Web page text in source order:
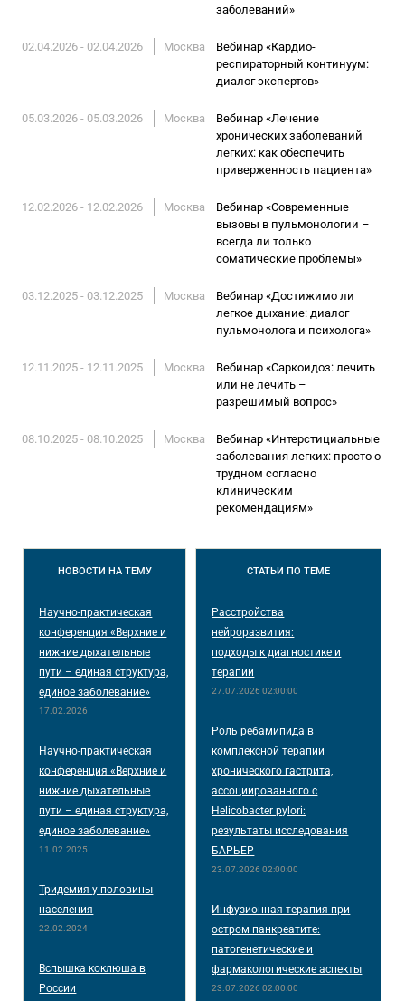
заболеваний»
02.04.2026 - 02.04.2026 Москва
Вебинар «Кардио-
респираторный континуум:
диалог экспертов»
05.03.2026 - 05.03.2026 Москва
Вебинар «Лечение
хронических заболеваний
легких: как обеспечить
приверженность пациента»
12.02.2026 - 12.02.2026 Москва
Вебинар «Современные
вызовы в пульмонологии –
всегда ли только
соматические проблемы»
03.12.2025 - 03.12.2025 Москва
Вебинар «Достижимо ли
легкое дыхание: диалог
пульмонолога и психолога»
12.11.2025 - 12.11.2025 Москва
Вебинар «Саркоидоз: лечить
или не лечить –
разрешимый вопрос»
08.10.2025 - 08.10.2025 Москва
Вебинар «Интерстициальные
заболевания легких: просто о
трудном согласно
клиническим
рекомендациям»
НОВОСТИ НА ТЕМУ
Научно-практическая
конференция «Верхние и
нижние дыхательные
пути – единая структура,
единое заболевание»
17.02.2026
Научно-практическая
конференция «Верхние и
нижние дыхательные
пути – единая структура,
единое заболевание»
11.02.2025
Тридемия у половины
населения
22.02.2024
Вспышка коклюша в
России
СТАТЬИПО ТЕМЕ
Расстройства
нейроразвития:
подходы к диагностике и
терапии
27.07.2026 02:00:00
Роль ребамипида в
комплексной терапии
хронического гастрита,
ассоциированного с
Helicobacter pylori:
результаты исследования
БАРЬЕР
23.07.2026 02:00:00
Инфузионная терапия при
остром панкреатите:
патогенетические и
фармакологические аспекты
23.07.2026 02:00:00